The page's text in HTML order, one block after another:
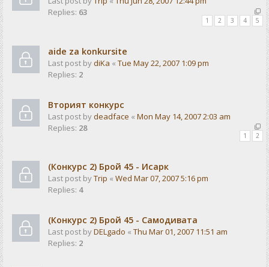
Replies: 63
1 2 3 4 5
aide za konkursite
Last post bydiKa « Tue May 22, 2007 1:09 pm
Replies: 2
Вторият конкурс
Last post bydeadface « Mon May 14, 2007 2:03 am
Replies: 28
1 2
(Конкурс 2) Брой 45 - Исарк
Last post byTrip « Wed Mar 07, 2007 5:16 pm
Replies: 4
(Конкурс 2) Брой 45 - Самодивата
Last post byDELgado « Thu Mar 01, 2007 11:51 am
Replies: 2